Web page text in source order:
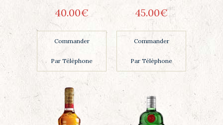
40 00€
Commander
Par Télèphone
45 00€
Commander
Par Télèphone